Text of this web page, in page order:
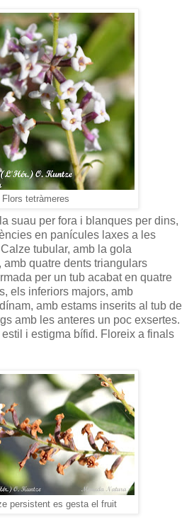
Flors tetràmeres
suau per fora i blanques per dins,
en panícules laxes a les
tubular, amb la gola
amb quatre dents triangulars
per un tub acabat en quatre
els inferiors majors, amb
amb estams inserits al tub de
amb les anteres un poc exsertes.
i estigma bífid. Floreix a finals
persistent es gesta el fruit